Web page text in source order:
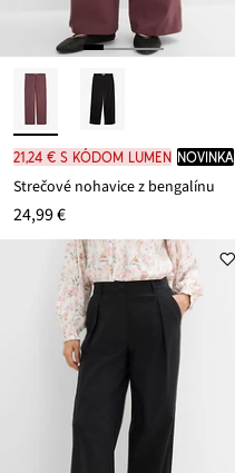
21,24 € s kódom LUMEN novinka
Strečové nohavice z bengalínu
24,99 €